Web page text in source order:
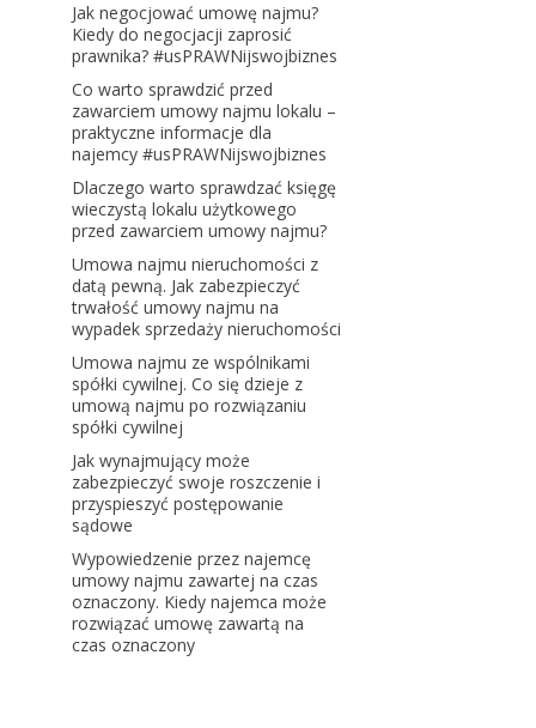
Jak negocjować umowę najmu?
Kiedy do negocjacji zaprosić
prawnika? #usPRAWNijswojbiznes
Co warto sprawdzić przed
zawarciem umowy najmu lokalu –
praktyczne informacje dla
najemcy #usPRAWNijswojbiznes
Dlaczego warto sprawdzać księgę
wieczystą lokalu użytkowego
przed zawarciem umowy najmu?
Umowa najmu nieruchomości z
datą pewną. Jak zabezpieczyć
trwałość umowy najmu na
wypadek sprzedaży nieruchomości
Umowa najmu ze wspólnikami
spółki cywilnej. Co się dzieje z
umową najmu po rozwiązaniu
spółki cywilnej
Jak wynajmujący może
zabezpieczyć swoje roszczenie i
przyspieszyć postępowanie
sądowe
Wypowiedzenie przez najemcę
umowy najmu zawartej na czas
oznaczony. Kiedy najemca może
rozwiązać umowę zawartą na
czas oznaczony